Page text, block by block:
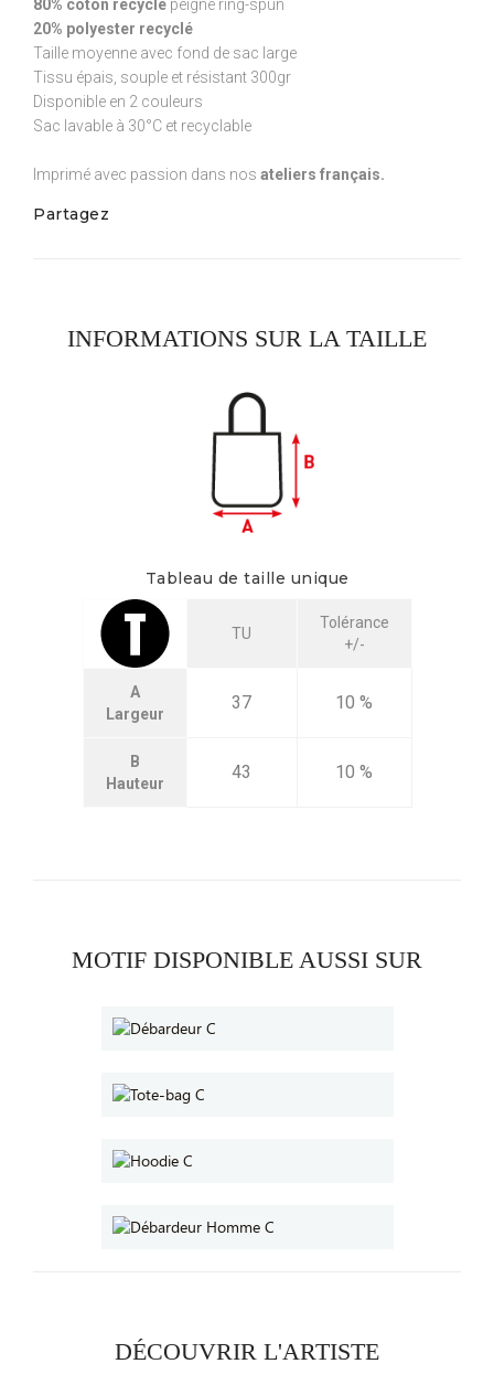
80% coton recyclé peigné ring-spun
20% polyester recyclé
Taille moyenne avec fond de sac large
Tissu épais, souple et résistant 300gr
Disponible en 2 couleurs
Sac lavable à 30°C et recyclable
Imprimé avec passion dans nos ateliers français.
Partagez
INFORMATIONS SUR LA TAILLE
Tableau de taille unique
TU
Tolérance
+/-
A
Largeur
37 10 %
B
Hauteur
43 10 %
MOTIF DISPONIBLE AUSSI SUR
DÉCOUVRIR L'ARTISTE